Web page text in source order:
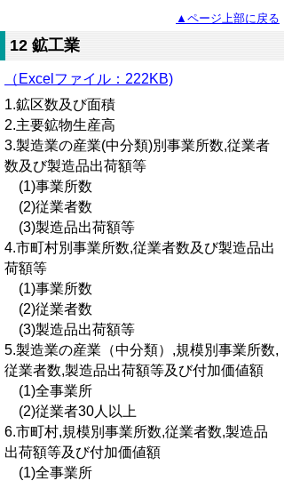
▲ページ上部に戻る
12 鉱工業
（Excelファイル：222KB)
1.鉱区数及び面積
2.主要鉱物生産高
3.製造業の産業(中分類)別事業所数,従業者
数及び製造品出荷額等
(1)事業所数
(2)従業者数
(3)製造品出荷額等
4.市町村別事業所数,従業者数及び製造品出
荷額等
(1)事業所数
(2)従業者数
(3)製造品出荷額等
5.製造業の産業（中分類）,規模別事業所数,
従業者数,製造品出荷額等及び付加価値額
(1)全事業所
(2)従業者30人以上
6.市町村,規模別事業所数,従業者数,製造品
出荷額等及び付加価値額
(1)全事業所